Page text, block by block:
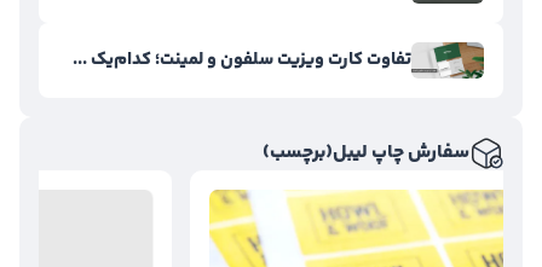
تفاوت کارت ویزیت سلفون و لمینت؛ کدام‌یک ...
سفارش چاپ لیبل(برچسب)